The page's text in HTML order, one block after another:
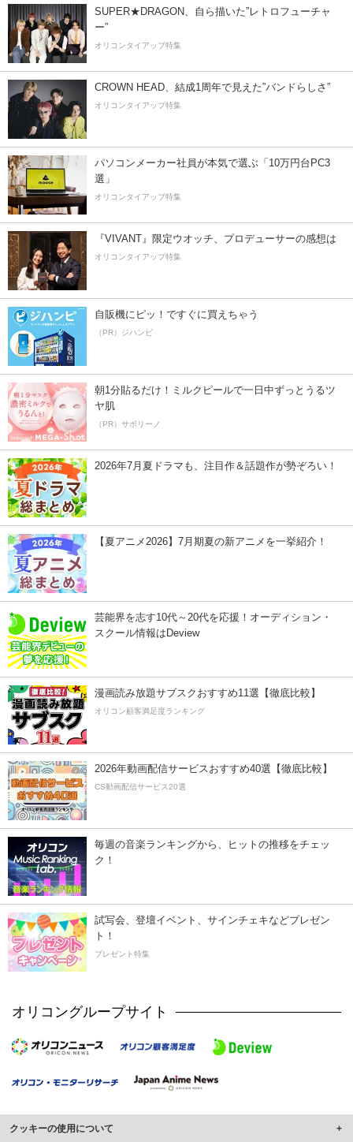
SUPER★DRAGON、自ら描いた”レトロフューチャ
ー”
オリコンタイアップ特集
CROWN HEAD、結成1周年で見えた”バンドらしさ”
オリコンタイアップ特集
パソコンメーカー社員が本気で選ぶ「10万円台PC3
選」
オリコンタイアップ特集
『VIVANT』限定ウオッチ、プロデューサーの感想は
オリコンタイアップ特集
自販機にピッ！ですぐに買えちゃう
（PR）ジハンピ
朝1分貼るだけ！ミルクピールで一日中ずっとうるツ
ヤ肌
（PR）サボリーノ
2026年7月夏ドラマも、注目作＆話題作が勢ぞろい！
【夏アニメ2026】7月期夏の新アニメを一挙紹介！
芸能界を志す10代～20代を応援！オーディション・
スクール情報はDeview
漫画読み放題サブスクおすすめ11選【徹底比較】
オリコン顧客満足度ランキング
2026年動画配信サービスおすすめ40選【徹底比較】
CS動画配信サービス20選
毎週の音楽ランキングから、ヒットの推移をチェッ
ク！
試写会、登壇イベント、サインチェキなどプレゼン
ト！
プレゼント特集
オリコングループサイト
クッキーの使用について